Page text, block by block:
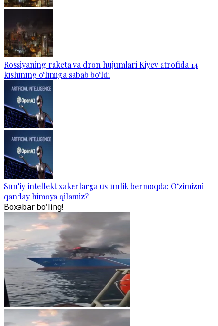
Rossiyaning raketa va dron hujumlari Kiyev atrofida 14
kishining o‘limiga sabab bo‘ldi
Sun’iy intellekt xakerlarga ustunlik bermoqda: O‘zimizni
qanday himoya qilamiz?
Boxabar bo'ling!